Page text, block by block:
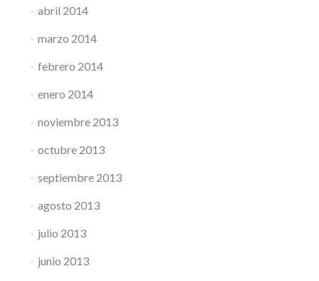
abril 2014
marzo 2014
febrero 2014
enero 2014
noviembre 2013
octubre 2013
septiembre 2013
agosto 2013
julio 2013
junio 2013